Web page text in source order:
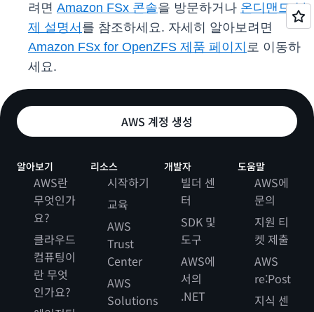
려면 Amazon FSx 콘솔을 방문하거나 온디맨드 복
제 설명서 를 참조하세요. 자세히 알아보려면
Amazon FSx for OpenZFS 제품 페이지 로 이동하
세요.
AWS 계정 생성
알아보기
AWS란
무엇인가
요?
클라우드
컴퓨팅이
란 무엇
인가요?
리소스
시작하기
교육
AWS
Trust
Center
AWS
Solutions
개발자
빌더 센
터
SDK 및
도구
AWS에
서의
.NET
도움말
AWS에
문의
지원 티
켓 제출
AWS
re:Post
지식 센